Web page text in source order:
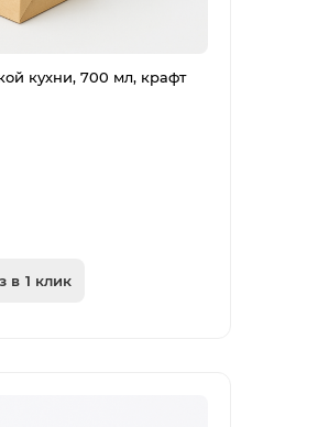
кухни, 700 мл, крафт
в 1 клик